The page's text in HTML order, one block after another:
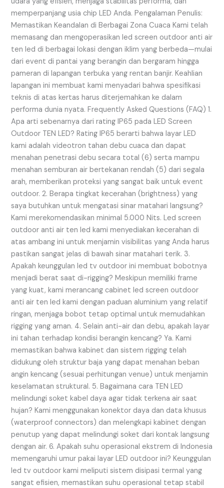
memperpanjang usia chip LED Anda. Pengalaman Penulis:
Memastikan Keandalan di Berbagai Zona Cuaca Kami telah
memasang dan mengoperasikan led screen outdoor anti air
ten led di berbagai lokasi dengan iklim yang berbeda—mulai
dari event di pantai yang berangin dan bergaram hingga
pameran di lapangan terbuka yang rentan banjir. Keahlian
lapangan ini membuat kami menyadari bahwa spesifikasi
teknis di atas kertas harus diterjemahkan ke dalam
performa dunia nyata. Frequently Asked Questions (FAQ) 1.
Apa arti sebenarnya dari rating IP65 pada LED Screen
Outdoor TEN LED? Rating IP65 berarti bahwa layar LED
kami adalah videotron tahan debu cuaca dan dapat
menahan penetrasi debu secara total (6) serta mampu
menahan semburan air bertekanan rendah (5) dari segala
arah, memberikan proteksi yang sangat baik untuk event
outdoor. 2. Berapa tingkat kecerahan (brightness) yang
saya butuhkan untuk mengatasi sinar matahari langsung?
Kami merekomendasikan minimal 5.000 Nits. Led screen
outdoor anti air ten led kami menyediakan kecerahan di
atas ambang ini untuk menjamin visibilitas yang Anda harus
pastikan sangat jelas di bawah sinar matahari terik. 3.
Apakah keunggulan led tv outdoor ini membuat bobotnya
menjadi berat saat di-rigging? Meskipun memiliki frame
yang kuat, kami merancang cabinet led screen outdoor
anti air ten led kami dengan paduan aluminium yang relatif
ringan, menjaga bobot tetap optimal untuk memudahkan
rigging yang aman. 4. Selain anti-air dan debu, apakah layar
ini tahan terhadap kondisi berangin kencang? Ya. Kami
memastikan bahwa kabinet dan sistem rigging telah
didukung oleh struktur baja yang dapat menahan beban
angin kencang (sesuai perhitungan venue) untuk menjamin
keselamatan struktural. 5. Bagaimana cara TEN LED
melindungi soket kabel daya agar tidak terkena air saat
hujan? Kami menggunakan konektor daya dan data khusus
(waterproof connectors) dan melengkapi kabinet dengan
penutup yang dapat melindungi soket dari kontak langsung
dengan air. 6. Apakah suhu operasional ekstrem di Indonesia
memengaruhi umur pakai layar LED outdoor ini? Keunggulan
led tv outdoor kami meliputi sistem disipasi termal yang
sangat efisien, memastikan suhu operasional tetap stabil